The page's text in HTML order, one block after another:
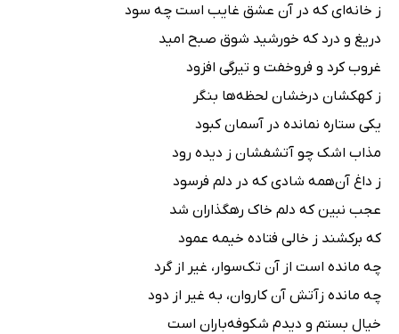
ز خانه‌ای که در آن عشق غایب است چه سود
دریغ و درد که خورشید شوق صبح امید
غروب کرد و فروخفت و تیرگی افزود
ز کهکشان درخشان لحظه‌ها بنگر
یکی ستاره نمانده در آسمان کبود
مذاب اشک چو آتشفشان ز دیده رود
ز داغ آن‌همه شادی که در دلم فرسود
عجب نبین که دلم خاک رهگذاران شد
که برکشند ز خالی فتاده خیمه عمود
چه مانده است از آن تک‌سوار، غیر از گرد
چه مانده زآتش آن کاروان، به غیر از دود
خیال بستم و دیدم شکوفه‌باران است